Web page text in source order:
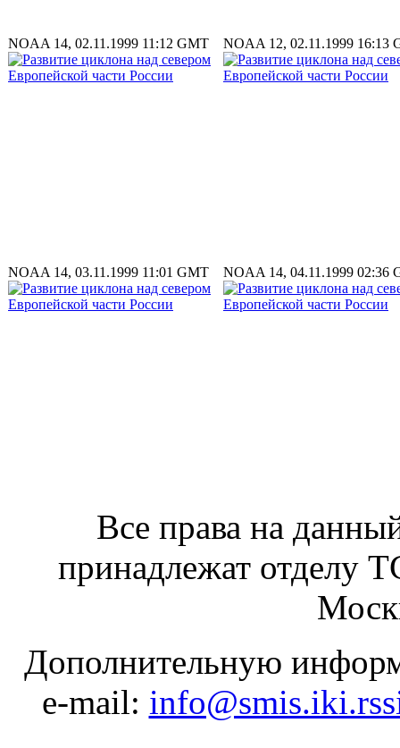
NOAA 14, 02.11.1999 11:12 GMT NOAA 12, 02.11.1999 16:13
NOAA 14, 03.11.1999 11:01 GMT NOAA 14, 04.11.1999 02:36
Все права на
принадлежат
Дополнительную
e-mail: